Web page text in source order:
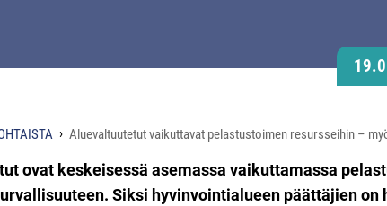
Aluevaltuutetut vaikuttavat pelastustoimen resursseihin –
ovat keskeisessä asemassa vaikuttamassa
Siksi hyvinvointialueen päättäjien on